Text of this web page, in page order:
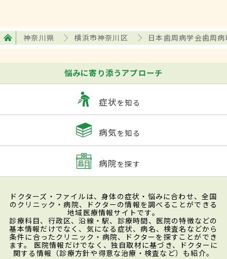
神奈川県 横浜市神奈川区 日本歯周病学会歯周
悩みに寄り添うアプローチ
症状を知る
病気を知る
病院を探す
ドクターズ・ファイルは、身体の症状・悩みに合わせ、全国
のクリニック・病院、ドクターの情報を調べることができる
地域医療情報サイトです。
診療科目、行政区、沿線・駅、診療時間、医院の特徴などの
基本情報だけでなく、気になる症状、病名、検査名などから
条件に合ったクリニック・病院、ドクターを探すことができ
ます。 医院情報だけでなく、独自取材に基づき、ドクターに
関する情報（診療方針や得意な治療・検査など）も紹介。